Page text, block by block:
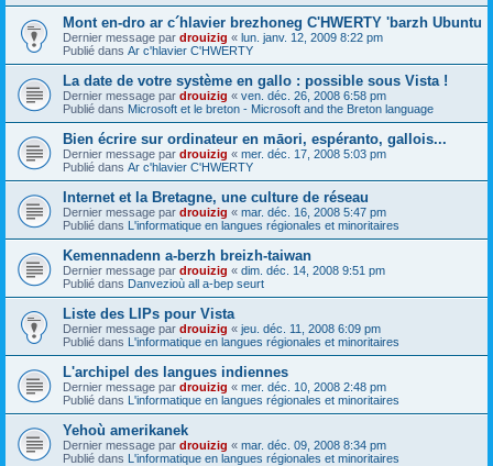
Mont en-dro ar c´hlavier brezhoneg C'HWERTY 'barzh Ubuntu
Dernier message par drouizig « lun. janv. 12, 2009 8:22 pm
Publié dans Ar c'hlavier C'HWERTY
La date de votre système en gallo : possible sous Vista !
Dernier message par drouizig « ven. déc. 26, 2008 6:58 pm
Publié dans Microsoft et le breton - Microsoft and the Breton language
Bien écrire sur ordinateur en māori, espéranto, gallois...
Dernier message par drouizig « mer. déc. 17, 2008 5:03 pm
Publié dans Ar c'hlavier C'HWERTY
Internet et la Bretagne, une culture de réseau
Dernier message par drouizig « mar. déc. 16, 2008 5:47 pm
Publié dans L'informatique en langues régionales et minoritaires
Kemennadenn a-berzh breizh-taiwan
Dernier message par drouizig « dim. déc. 14, 2008 9:51 pm
Publié dans Danvezioù all a-bep seurt
Liste des LIPs pour Vista
Dernier message par drouizig « jeu. déc. 11, 2008 6:09 pm
Publié dans L'informatique en langues régionales et minoritaires
L'archipel des langues indiennes
Dernier message par drouizig « mer. déc. 10, 2008 2:48 pm
Publié dans L'informatique en langues régionales et minoritaires
Yehoù amerikanek
Dernier message par drouizig « mar. déc. 09, 2008 8:34 pm
Publié dans L'informatique en langues régionales et minoritaires